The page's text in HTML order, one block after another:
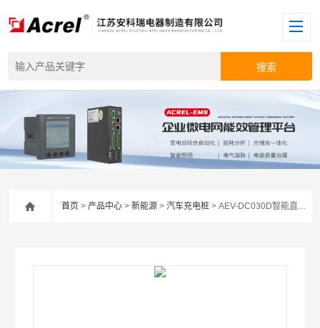
首页 >产品中心 >新能源 >汽车充电桩 > AEV-DC030D智能直流桩